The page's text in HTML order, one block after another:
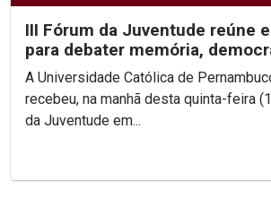
III Fórum da Juventude reúne
para debater memória,
direitos humanos na...
A Universidade Católica de
recebeu, na manhã desta quinta-feira
da Juventude em...